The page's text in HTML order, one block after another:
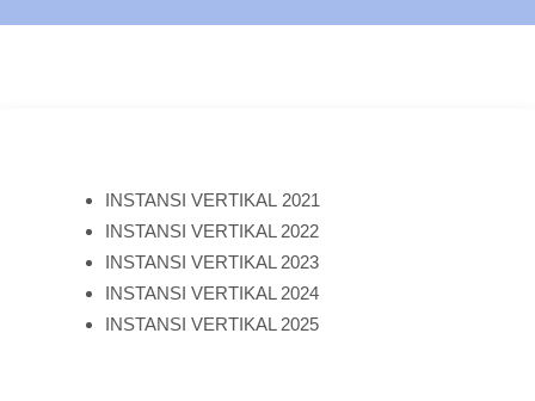
INSTANSI VERTIKAL 2021
INSTANSI VERTIKAL 2022
INSTANSI VERTIKAL 2023
INSTANSI VERTIKAL 2024
INSTANSI VERTIKAL 2025